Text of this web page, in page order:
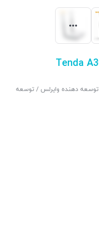
توسعه دهنده وایرلس / توسعه